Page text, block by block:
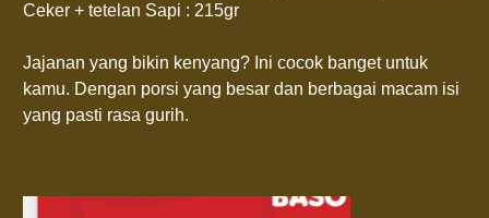
Ceker + tetelan Sapi : 215gr
Jajanan yang bikin kenyang? Ini cocok banget untuk
kamu. Dengan porsi yang besar dan berbagai macam isi
yang pasti rasa gurih.